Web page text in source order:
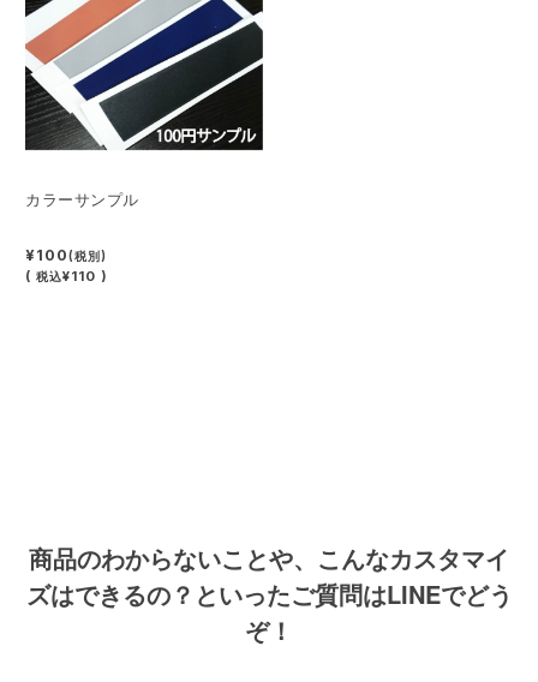
カラーサンプル
¥100(税別)
( 税込¥110 )
商品のわからないことや、こんなカスタマイ
ズはできるの？といったご質問はLINEでどう
ぞ！